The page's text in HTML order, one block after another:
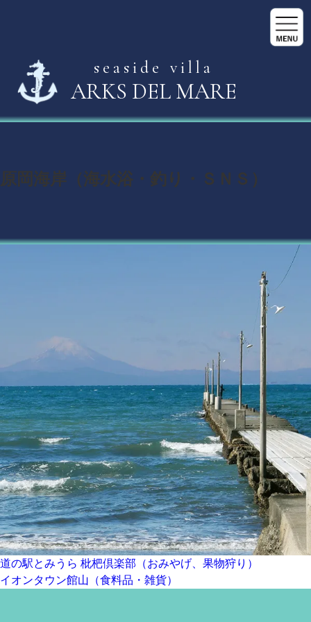
seaside villa
ARKS DEL MARE
原岡海岸（海水浴・釣り・ＳＮＳ）
投
稿
道の駅とみうら 枇杷倶楽部（おみやげ、果物狩り）
イオンタウン館山（食料品・雑貨）